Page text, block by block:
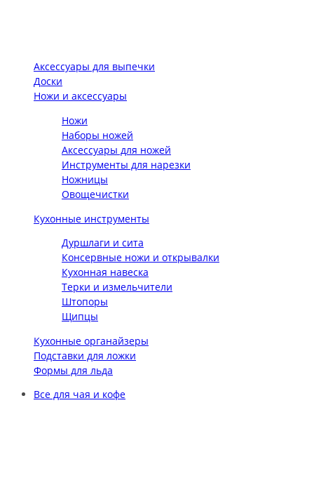
Аксессуары для выпечки
Доски
Ножи и аксессуары
Ножи
Наборы ножей
Аксессуары для ножей
Инструменты для нарезки
Ножницы
Овощечистки
Кухонные инструменты
Дуршлаги и сита
Консервные ножи и открывалки
Кухонная навеска
Терки и измельчители
Штопоры
Щипцы
Кухонные органайзеры
Подставки для ложки
Формы для льда
Все для чая и кофе